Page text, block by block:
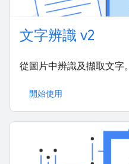
文字辨識 v2
從圖片中辨識及擷取文字。
開始使用